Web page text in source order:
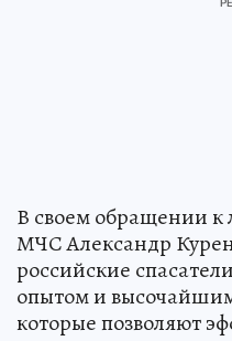
В своем обращении к
МЧС Александр
российские
опытом и
которые позволяют